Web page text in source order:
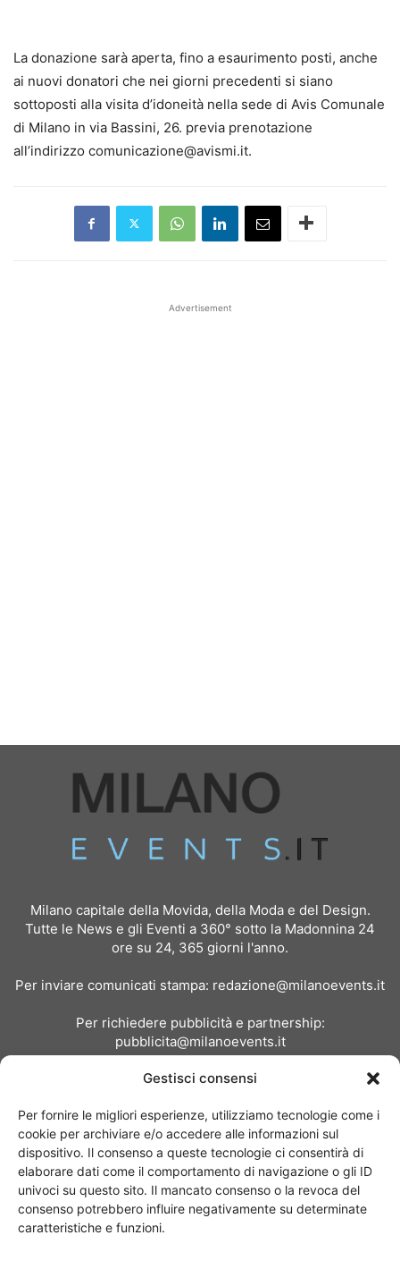
Gestisci consensi
Per fornire le migliori esperienze, utilizziamo tecnologie come i
cookie per archiviare e/o accedere alle informazioni sul
dispositivo. Il consenso a queste tecnologie ci consentirà di
elaborare dati come il comportamento di navigazione o gli ID
univoci su questo sito. Il mancato consenso o la revoca del
consenso potrebbero influire negativamente su determinate
caratteristiche e funzioni.
La donazione sarà aperta, fino a esaurimento posti, anche
ai nuovi donatori che nei giorni precedenti si siano
sottoposti alla visita d’idoneità nella sede di Avis Comunale
di Milano in via Bassini, 26. previa prenotazione
all’indirizzo comunicazione@avismi.it.
Advertisement
Milano capitale della Movida, della Moda e del Design.
Tutte le News e gli Eventi a 360° sotto la Madonnina 24
ore su 24, 365 giorni l'anno.
Per inviare comunicati stampa: redazione@milanoevents.it
Per richiedere pubblicità e partnership:
pubblicita@milanoevents.it
Chi siamo I Nostri Clienti